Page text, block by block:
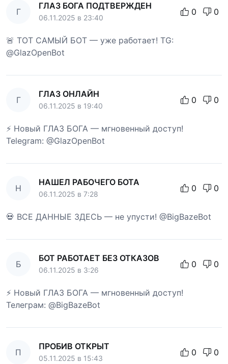
Г
ГЛАЗ БОГА ПОДТВЕРЖДЕН
06.11.2025 в 23:40
0 0
🚨 ТОТ САМЫЙ БОТ — уже работает! TG:
@GlazOpenBot
Г
ГЛАЗ ОНЛАЙН
06.11.2025 в 19:40
0 0
⚡ Новый ГЛАЗ БОГА — мгновенный доступ!
Telegram: @GlazOpenBot
Н
НАШЕЛ РАБОЧЕГО БОТА
06.11.2025 в 7:28
0 0
💀 ВСЕ ДАННЫЕ ЗДЕСЬ — не упусти! @BigBazeBot
Б
БОТ РАБОТАЕТ БЕЗ ОТКАЗОВ
06.11.2025 в 3:26
0 0
⚡ Новый ГЛАЗ БОГА — мгновенный доступ!
Телеграм: @BigBazeBot
П
ПРОБИВ ОТКРЫТ
05.11.2025 в 15:43
0 0